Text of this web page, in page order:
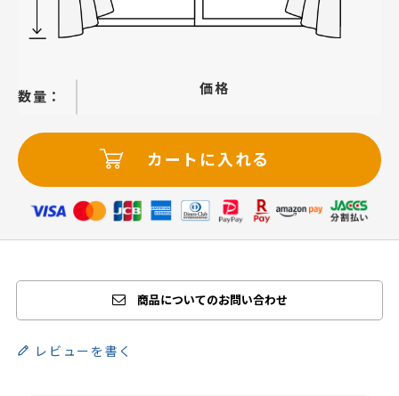
価格
カートに入れる
商品についてのお問い合わせ
レビューを書く